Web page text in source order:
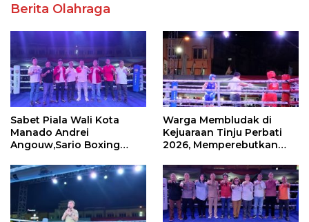
Berita Olahraga
Sabet Piala Wali Kota
Manado Andrei
Angouw,Sario Boxing
Perbati 2026
Warga Membludak di
Kejuaraan Tinju Perbati
2026, Memperebutkan